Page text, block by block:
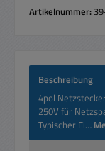
Artikelnummer:
Beschreibung
4pol
250V für
Typischer Ei…